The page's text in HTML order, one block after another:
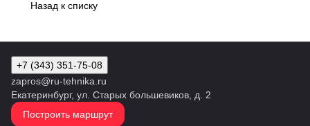
Назад к списку
+7 (343) 351-75-08
zapros@ru-tehnika.ru
Екатеринбург, ул. Старых большевиков, д. 2
Построить маршрут